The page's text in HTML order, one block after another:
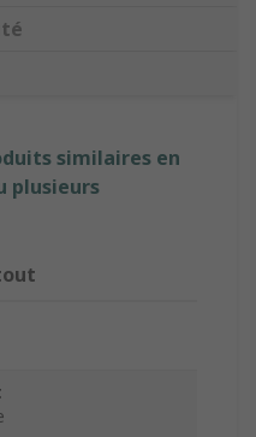
similaires en
plusieurs